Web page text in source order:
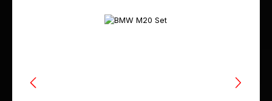
Bildergalerie überspringen